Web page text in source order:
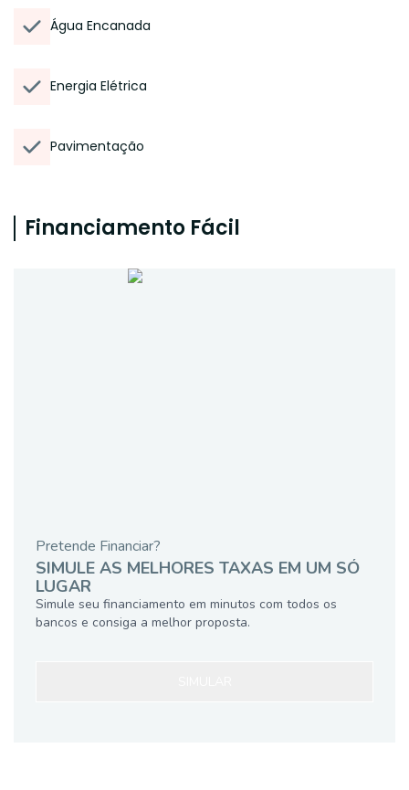
Água Encanada
Energia Elétrica
Pavimentação
Financiamento Fácil
Pretende Financiar?
SIMULE AS MELHORES TAXAS EM UM SÓ
LUGAR
Simule seu financiamento em minutos com todos os
bancos e consiga a melhor proposta.